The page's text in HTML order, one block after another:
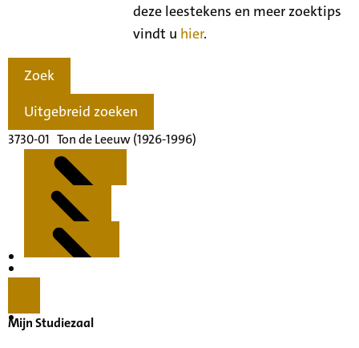
deze leestekens en meer zoektips
vindt u hier.
Zoek
Uitgebreid zoeken
3730-01 Ton de Leeuw (1926-1996)
Inventaris
Mijn Studiezaal